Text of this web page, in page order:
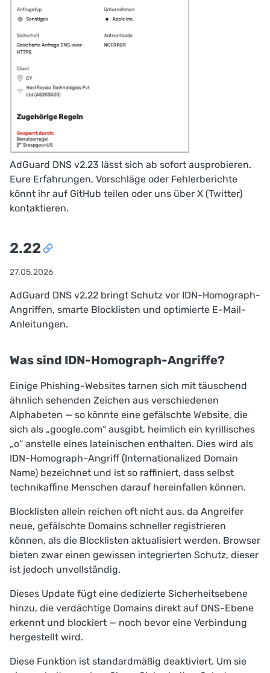
AdGuard DNS v2.23 lässt sich ab sofort ausprobieren.
Eure Erfahrungen, Vorschläge oder Fehlerberichte
könnt ihr auf GitHub teilen oder uns über X (Twitter)
kontaktieren.
2.22
27.05.2026
AdGuard DNS v2.22 bringt Schutz vor IDN-Homograph-
Angriffen, smarte Blocklisten und optimierte E-Mail-
Anleitungen.
Was sind IDN-Homograph-Angriffe?
Einige Phishing-Websites tarnen sich mit täuschend
ähnlich sehenden Zeichen aus verschiedenen
Alphabeten — so könnte eine gefälschte Website, die
sich als „google.com“ ausgibt, heimlich ein kyrillisches
„o“ anstelle eines lateinischen enthalten. Dies wird als
IDN-Homograph-Angriff (Internationalized Domain
Name) bezeichnet und ist so raffiniert, dass selbst
technikaffine Menschen darauf hereinfallen können.
Blocklisten allein reichen oft nicht aus, da Angreifer
neue, gefälschte Domains schneller registrieren
können, als die Blocklisten aktualisiert werden. Browser
bieten zwar einen gewissen integrierten Schutz, dieser
ist jedoch unvollständig.
Dieses Update fügt eine dedizierte Sicherheitsebene
hinzu, die verdächtige Domains direkt auf DNS-Ebene
erkennt und blockiert — noch bevor eine Verbindung
hergestellt wird.
Diese Funktion ist standardmäßig deaktiviert. Um sie